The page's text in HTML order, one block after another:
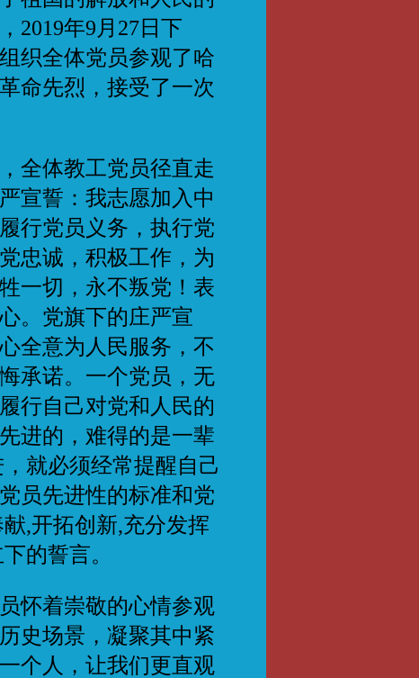
2019年9月27日下
织全体党员参观了哈
命先烈，接受了一次
全体教工党员径直走
宣誓：我志愿加入中
行党员义务，执行党
忠诚，积极工作，为
一切，永不叛党！表
。党旗下的庄严宣
全意为人民服务，不
承诺。一个党员，无
行自己对党和人民的
进的，难得的是一辈
就必须经常提醒自己
员先进性的标准和党
,开拓创新,充分发挥
的誓言。
怀着崇敬的心情参观
史场景，凝聚其中紧
个人，让我们更直观